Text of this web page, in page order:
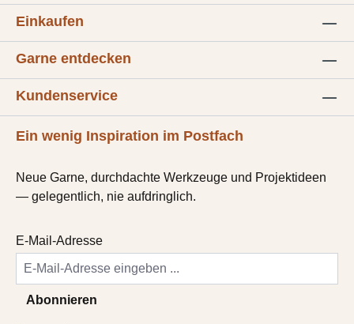
Einkaufen
Garne entdecken
Kundenservice
Ein wenig Inspiration im Postfach
Neue Garne, durchdachte Werkzeuge und Projektideen
— gelegentlich, nie aufdringlich.
E-Mail-Adresse
Abonnieren